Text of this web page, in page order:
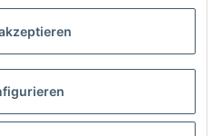
USt., zzgl.
5847873
Agentur| Powered byJTL-Shop|